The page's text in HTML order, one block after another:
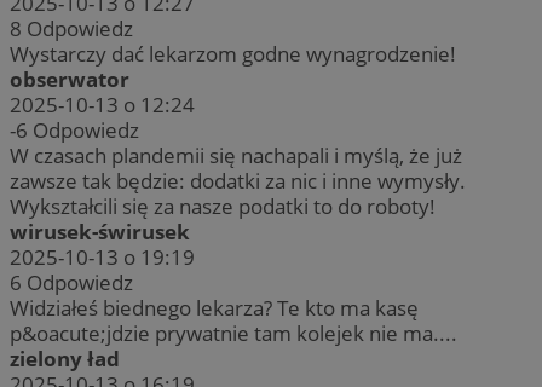
8 Odpowiedz
Wystarczy dać lekarzom godne wynagrodzenie!
obserwator
2025-10-13 o 12:24
-6 Odpowiedz
W czasach plandemii się nachapali i myślą, że już
zawsze tak będzie: dodatki za nic i inne wymysły.
Wykształcili się za nasze podatki to do roboty!
wirusek-świrusek
2025-10-13 o 19:19
6 Odpowiedz
Widziałeś biednego lekarza? Te kto ma kasę
p&oacute;jdzie prywatnie tam kolejek nie ma....
zielony ład